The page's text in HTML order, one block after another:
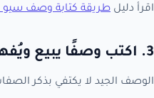
اقرأ دليل طريقة كتابة وصف سيو
3. اكتب وصفًا يبيع ويُفهم
الوصف الجيد لا يكتفي بذكر